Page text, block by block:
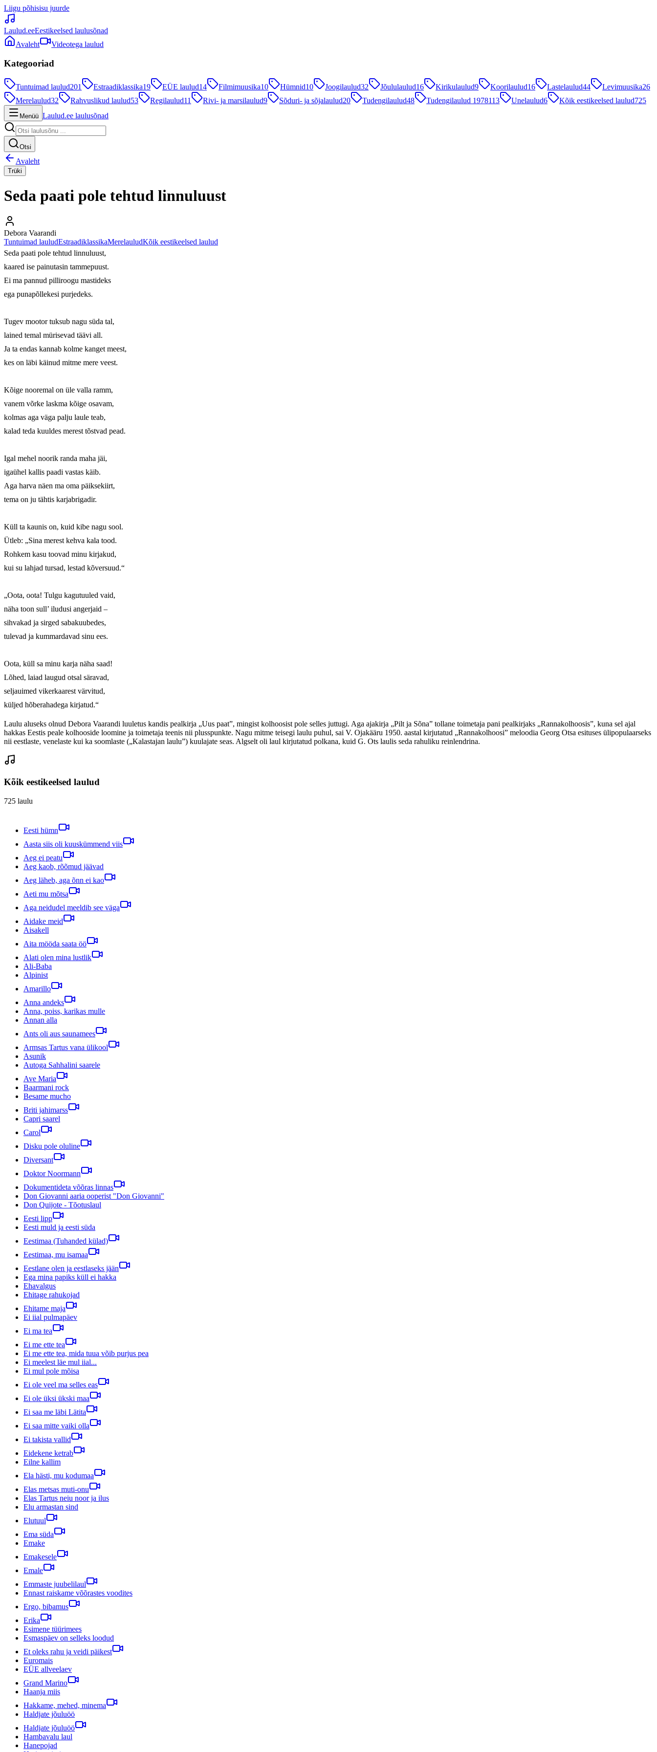
Liigu põhisisu juurde
Laulud.eeEestikeelsed laulusõnad
Avaleht
Videotega laulud
Kategooriad
Tuntuimad laulud201 Estraadiklassika19 EÜE laulud14 Filmimuusika10 Hümnid10 Joogilaulud32 Jõululaulud16 Kirikulaulud9 Koorilaulud16 Lastelaulud44 Levimuusika26
Merelaulud32 Rahvuslikud laulud53 Regilaulud11 Rivi- ja marsilaulud9 Sõduri- ja sõjalaulud20 Tudengilaulud48 Tudengilaulud 1978113 Unelaulud6 Kõik eestikeelsed laulud725
Menüü Laulud.ee laulusõnad
Otsi
Avaleht
Trüki
Seda paati pole tehtud linnuluust
Debora Vaarandi
Tuntuimad lauludEstraadiklassikaMerelauludKõik eestikeelsed laulud
Seda paati pole tehtud linnuluust,
kaared ise painutasin tammepuust.
Ei ma pannud pilliroogu mastideks
ega punapõllekesi purjedeks.
Tugev mootor tuksub nagu süda tal,
lained temal mürisevad täävi all.
Ja ta endas kannab kolme kanget meest,
kes on läbi käinud mitme mere veest.
Kõige nooremal on üle valla ramm,
vanem võrke laskma kõige osavam,
kolmas aga väga palju laule teab,
kalad teda kuuldes merest tõstvad pead.
Igal mehel noorik randa maha jäi,
igaühel kallis paadi vastas käib.
Aga harva näen ma oma päiksekiirt,
tema on ju tähtis karjabrigadir.
Küll ta kaunis on, kuid kibe nagu sool.
Ütleb: „Sina merest kehva kala tood.
Rohkem kasu toovad minu kirjakud,
kui su lahjad tursad, lestad kõversuud.“
„Oota, oota! Tulgu kagutuuled vaid,
näha toon sull’ iludusi angerjaid –
sihvakad ja sirged sabakuubedes,
tulevad ja kummardavad sinu ees.
Oota, küll sa minu karja näha saad!
Lõhed, laiad laugud otsal säravad,
seljauimed vikerkaarest värvitud,
küljed hõberahadega kirjatud.“
Laulu aluseks olnud Debora Vaarandi luuletus kandis pealkirja „Uus paat”, mingist kolhoosist pole selles juttugi. Aga ajakirja „Pilt ja Sõna” tollane toimetaja pani pealkirjaks „Rannakolhoosis”, kuna sel ajal
hakkas Eestis peale kolhooside loomine ja toimetaja teenis nii plusspunkte. Nagu mitme teisegi laulu puhul, sai V. Ojakääru 1950. aastal kirjutatud „Rannakolhoosi” meloodia Georg Otsa esituses ülipopulaarseks
nii eestlaste, venelaste kui ka soomlaste („Kalastajan laulu”) kuulajate seas. Algselt oli laul kirjutatud polkana, kuid G. Ots laulis seda rahuliku reinlendrina.
Kõik eestikeelsed laulud
725 laulu
Eesti hümn
Aasta siis oli kuuskümmend viis
Aeg ei peatu
Aeg kaob, rõõmud jäävad
Aeg läheb, aga õnn ei kao
Aeti mu mõtsa
Aga neidudel meeldib see väga
Aidake meid
Aisakell
Aita mööda saata öö
Alati olen mina lustlik
Ali-Baba
Alpinist
Amarillo
Anna andeks
Anna, poiss, karikas mulle
Annan alla
Ants oli aus saunamees
Armsas Tartus vana ülikool
Asunik
Autoga Sahhalini saarele
Ave Maria
Baarmani rock
Besame mucho
Briti jahimarss
Capri saarel
Carol
Disku pole oluline
Diversant
Doktor Noormann
Dokumentideta võõras linnas
Don Giovanni aaria ooperist "Don Giovanni"
Don Quijote - Tõotuslaul
Eesti lipp
Eesti muld ja eesti süda
Eestimaa (Tuhanded külad)
Eestimaa, mu isamaa
Eestlane olen ja eestlaseks jään
Ega mina papiks küll ei hakka
Ehavalgus
Ehitage rahukojad
Ehitame maja
Ei iial pulmapäev
Ei ma tea
Ei me ette tea
Ei me ette tea, mida tuua võib purjus pea
Ei meelest läe mul iial...
Ei mul pole mõisa
Ei ole veel ma selles eas
Ei ole üksi ükski maa
Ei saa me läbi Lätita
Ei saa mitte vaiki olla
Ei takista vallid
Eidekene ketrab
Eilne kallim
Ela hästi, mu kodumaa
Elas metsas muti-onu
Elas Tartus neiu noor ja ilus
Elu armastan sind
Elutuul
Ema süda
Emake
Emakesele
Emale
Emmaste juubelilaul
Ennast raiskame võõrastes voodites
Ergo, bibamus
Erika
Esimene tüürimees
Esmaspäev on selleks loodud
Et oleks rahu ja veidi päikest
Euromais
EÜE allveelaev
Grand Marino
Haanja miis
Hakkame, mehed, minema
Haldjate jõuluöö
Haldjate jõuluöö
Hambavalu laul
Hanepojad